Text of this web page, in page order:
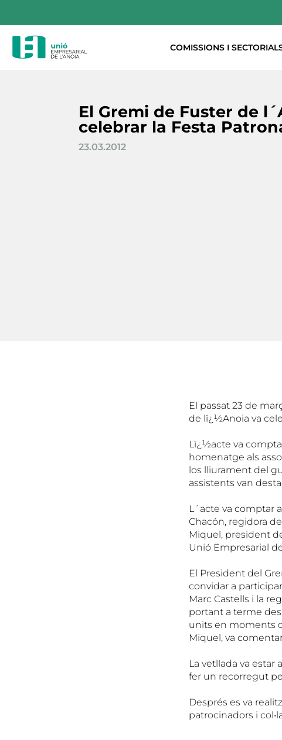
COMISSIONS I
El Gremi de Fuster de
celebrar la Festa
23.03.2012
El passat 23 de
de lï¿½Anoia va
Lï¿½acte va
homenatge als
los lliurament del
assistents van
L´acte va comptar
Chacón, regidora
Miquel, president
Unió Empresarial
El President del
convidar a
Marc Castells i la
portant a terme
units en moments
Miquel, va
La vetllada va
fer un recorregut
Després es va
patrocinadors i